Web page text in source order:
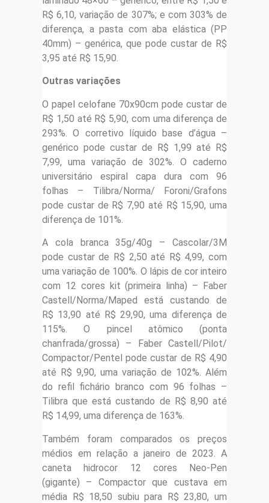
R$ 6,10, variação de 307%; e com 303% de
diferença, a pasta com aba elástica (PP
40mm) – genérica, que pode custar de R$
3,95 até R$ 15,90.
Outras variações
O papel celofane 70x90cm pode custar de
R$ 1,50 até R$ 5,90, com uma diferença de
293%. O corretivo líquido base d’água –
genérico pode custar de R$ 1,99 até R$
7,99, uma variação de 302%. O caderno
universitário espiral capa dura com 96
folhas – Tilibra/Norma/ Foroni/Grafons
pode custar de R$ 7,90 até R$ 15,90, uma
diferença de 101%.
A cola branca 35g/40g – Cascolar/3M
pode custar de R$ 2,50 até R$ 4,99, com
uma variação de 100%. O lápis de cor inteiro
com 12 cores kit (primeira linha) – Faber
Castell/Norma/Maped está custando de
R$ 13,90 até R$ 29,90, uma diferença de
115%. O pincel atômico (ponta
chanfrada/grossa) – Faber Castell/Pilot/
Compactor/Pentel pode custar de R$ 4,90
até R$ 9,90, uma variação de 102%. Além
do refil fichário branco com 96 folhas –
Tilibra que está custando de R$ 8,90 até
R$ 14,99, uma diferença de 163%.
Também foram comparados os preços
médios em relação a janeiro de 2023. A
caneta hidrocor 12 cores Neo-Pen
(gigante) – Compactor que custava em
média R$ 18,50 subiu para R$ 23,80, um